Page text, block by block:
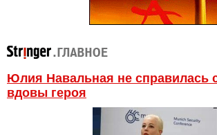
Юлия Навальная не справилась
вдовы героя